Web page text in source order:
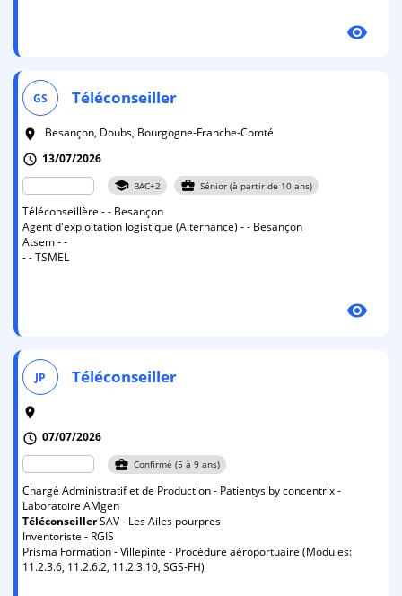
visibility
GS Téléconseiller
room
Besançon, Doubs, Bourgogne-Franche-Comté
schedule 13/07/2026
school BAC+2 business_center Sénior (à partir de 10 ans)
Téléconseillère - - Besançon
Agent d'exploitation logistique (Alternance) - - Besançon
Atsem - -
- - TSMEL
visibility
JP Téléconseiller
room
schedule 07/07/2026
business_center Confirmé (5 à 9 ans)
Chargé Administratif et de Production - Patientys by concentrix -
Laboratoire AMgen
TéléconseillerSAV - Les Ailes pourpres
Inventoriste - RGIS
Prisma Formation - Villepinte - Procédure aéroportuaire (Modules:
11.2.3.6, 11.2.6.2, 11.2.3.10, SGS-FH)